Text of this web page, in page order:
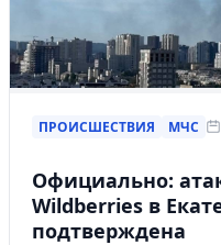
ПРОИСШЕСТВИЯ МЧС
Официально:
Wildberries в
подтверждена